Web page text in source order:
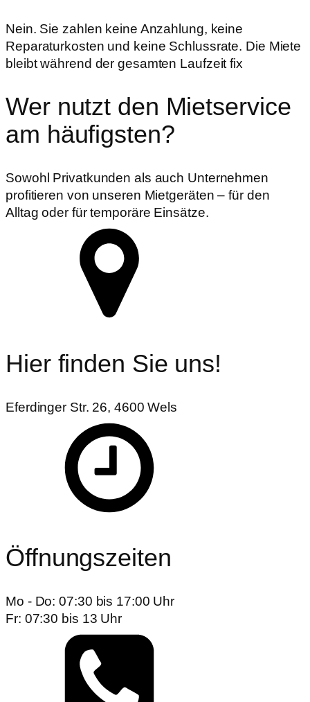
Nein. Sie zahlen keine Anzahlung, keine
Reparaturkosten und keine Schlussrate. Die Miete
bleibt während der gesamten Laufzeit fix
Wer nutzt den Mietservice
am häufigsten?
Sowohl Privatkunden als auch Unternehmen
profitieren von unseren Mietgeräten – für den
Alltag oder für temporäre Einsätze.
Hier finden Sie uns!
Eferdinger Str. 26, 4600 Wels
Öffnungszeiten
Mo - Do: 07:30 bis 17:00 Uhr
Fr: 07:30 bis 13 Uhr